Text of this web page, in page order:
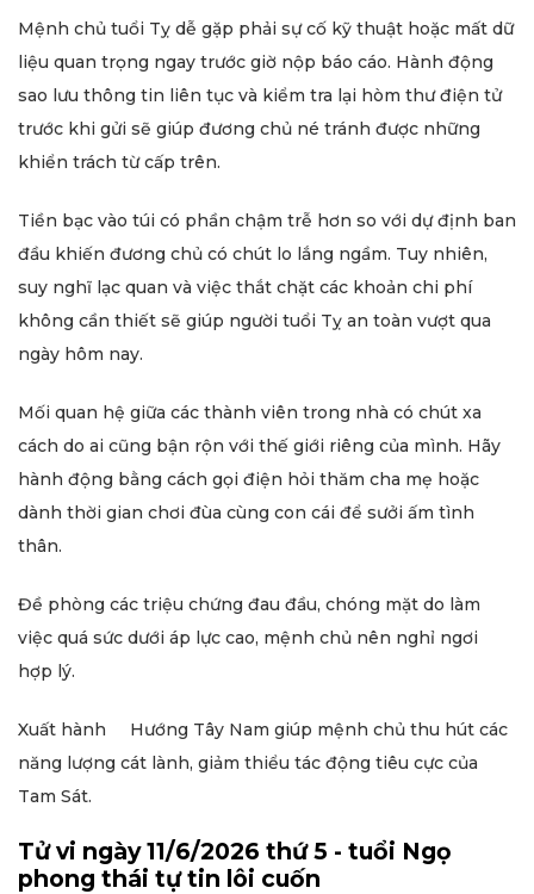
Mệnh chủ tuổi Tỵ dễ gặp phải sự cố kỹ thuật hoặc mất dữ
liệu quan trọng ngay trước giờ nộp báo cáo. Hành động
sao lưu thông tin liên tục và kiểm tra lại hòm thư điện tử
trước khi gửi sẽ giúp đương chủ né tránh được những
khiển trách từ cấp trên.
Tiền bạc vào túi có phần chậm trễ hơn so với dự định ban
đầu khiến đương chủ có chút lo lắng ngầm. Tuy nhiên,
suy nghĩ lạc quan và việc thắt chặt các khoản chi phí
không cần thiết sẽ giúp người tuổi Tỵ an toàn vượt qua
ngày hôm nay.
Mối quan hệ giữa các thành viên trong nhà có chút xa
cách do ai cũng bận rộn với thế giới riêng của mình. Hãy
hành động bằng cách gọi điện hỏi thăm cha mẹ hoặc
dành thời gian chơi đùa cùng con cái để sưởi ấm tình
thân.
Đề phòng các triệu chứng đau đầu, chóng mặt do làm
việc quá sức dưới áp lực cao, mệnh chủ nên nghỉ ngơi
hợp lý.
Xuất hành Hướng Tây Nam giúp mệnh chủ thu hút các
năng lượng cát lành, giảm thiểu tác động tiêu cực của
Tam Sát.
Tử vi ngày 11/6/2026 thứ 5 - tuổi Ngọ
phong thái tự tin lôi cuốn